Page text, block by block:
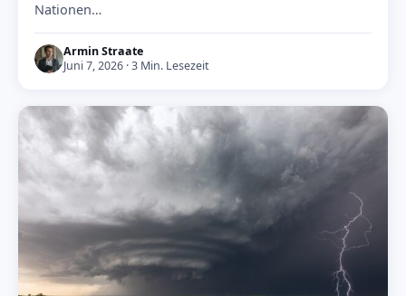
Nationen…
Armin Straate
Juni 7, 2026 · 3 Min. Lesezeit